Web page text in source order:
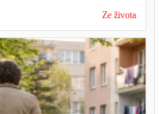
Ze života